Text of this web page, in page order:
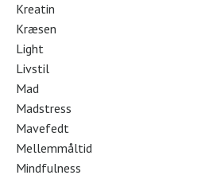
Kreatin
Kræsen
Light
Livstil
Mad
Madstress
Mavefedt
Mellemmåltid
Mindfulness